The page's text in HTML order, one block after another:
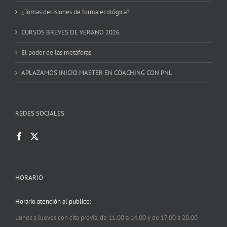
¿Tomas decisiones de forma ecológica?
CURSOS BREVES DE VERANO 2026
El poder de las metáforas
APLAZAMOS INICIO MASTER EN COACHING CON PNL
REDES SOCIALES
HORARIO
Horario atención al publico:
Lunes a Jueves con cita previa, de 11.00 a 14.00 y de 17.00 a 20.00